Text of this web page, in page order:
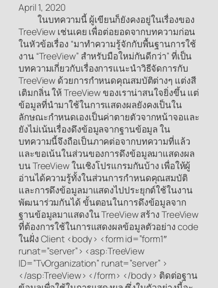
April 1, 2020
ในบทความนี้ ผู้เขียนก็ยังคงอยู่ในเรื่องของ
TreeView เช่นเคย เพื่อต่อยอดจากบทความก่อน
ในหัวข้อเรื่อง “มาทำความรู้จักกับพื้นฐานการใช้
งาน “TreeView” สำหรับมือใหม่กันดีกว่า” ที่เป็น
บทความเกี่ยวกับเรื่องการแนะนำวิธีจัดการกับ
TreeView ด้วยการกำหนดคุณสมบัติต่างๆ แต่งสี
เติมกลิ่น ให้ TreeView ของเราน่าสนใจยิ่งขึ้น แต่
ข้อมูลที่นำมาใช้ในการแสดงผลยังคงเป็นใน
ลักษณะกำหนดเองเป็นค่าตายตัวจากหน้าจอและ
ยังไม่เน้นเรื่องดึงข้อมูลจากฐานข้อมูล ใน
บทความนี้จึงถือเป็นภาคต่อจากบทความที่แล้ว
และขอเน้นในส่วนของการดึงข้อมูลมาแสดงผล
บน TreeView ในเชิงโปรแกรมกันบ้าง เพื่อให้ผู้
อ่านได้ความรู้ทั้งในส่วนการกำหนดคุณสมบัติ
และการดึงข้อมูลมาแสดงไปประยุกต์ใช้ในงาน
พัฒนาร่วมกันได้ ขั้นตอนในการดึงข้อมูลจาก
ฐานข้อมูลมาแสดงใน TreeView สร้าง TreeView
ที่ต้องการใช้ในการแสดงผลข้อมูลตัวอย่าง code
ในฝั่ง Client <body> <form id=”form1″
runat=”server”> <asp:TreeView
ID=”TvOrganization” runat=”server” >
</asp:TreeView> </form> </body> ติดต่อฐาน